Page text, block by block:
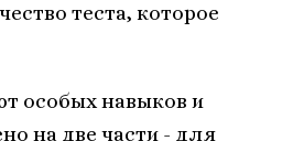
теста, которое
особых навыков и
на две части - для